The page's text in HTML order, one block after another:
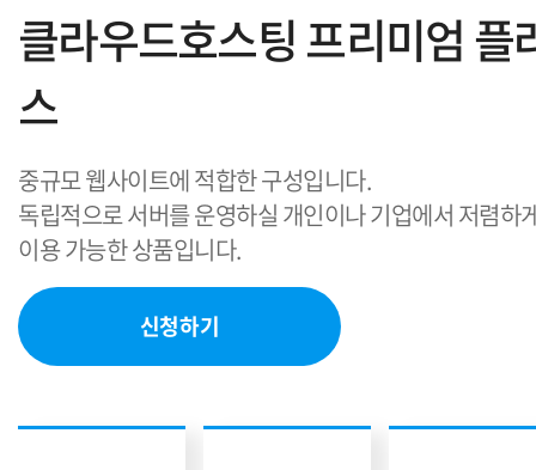
클라우드호스팅 프리미엄 플
스
중규모 웹사이트에 적합한 구성입니다.
독립적으로 서버를 운영하실 개인이나 기업에서 저렴하
이용 가능한 상품입니다.
신청하기